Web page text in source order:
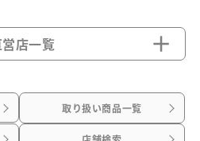
店一覧
取り扱い商品一覧